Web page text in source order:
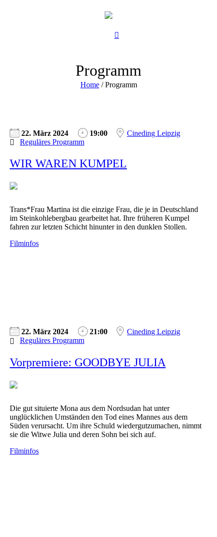
Programm
Home /Programm
22. März 2024 19:00
Cineding Leipzig
Reguläres Programm
WIR WAREN KUMPEL
Trans*Frau Martina ist die einzige Frau, die je in Deutschland
im Steinkohlebergbau gearbeitet hat. Ihre früheren Kumpel
fahren zur letzten Schicht hinunter in den dunklen Stollen.
Filminfos
22. März 2024 21:00
Cineding Leipzig
Reguläres Programm
Vorpremiere: GOODBYE JULIA
Die gut situierte Mona aus dem Nordsudan hat unter
unglücklichen Umständen den Tod eines Mannes aus dem
Süden verursacht. Um ihre Schuld wiedergutzumachen, nimmt
sie die Witwe Julia und deren Sohn bei sich auf.
Filminfos